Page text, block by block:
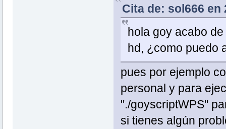
Cita de: sol666 en
hola goy acabo
hd, ¿como puedo
pues por ejemplo
personal y para
"./goyscriptWPS"
si tienes algún